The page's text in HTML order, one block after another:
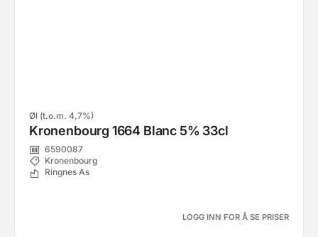
Øl (t.o.m. 4,7%)
Kronenbourg 1664 Blanc 5% 33cl
6590087
Kronenbourg
Ringnes As
LOGG INN FOR Å SE PRISER